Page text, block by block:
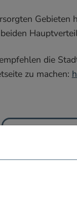
Gebieten
die
zu machen: